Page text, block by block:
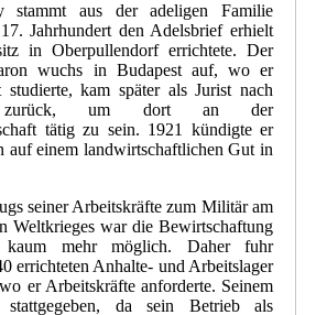
stammt aus der adeligen Familie
Jahrhundert den Adelsbrief erhielt
in Oberpullendorf errichtete. Der
wuchs in Budapest auf, wo er
studierte, kam später als Jurist nach
zurück, um dort an der
tätig zu sein. 1921 kündigte er
auf einem landwirtschaftlichen Gut in
seiner Arbeitskräfte zum Militär am
Weltkrieges war die Bewirtschaftung
kaum mehr möglich. Daher fuhr
errichteten Anhalte- und Arbeitslager
er Arbeitskräfte anforderte. Seinem
stattgegeben, da sein Betrieb als